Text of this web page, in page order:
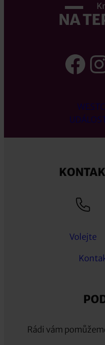
NA
Volejte
Rádi vám